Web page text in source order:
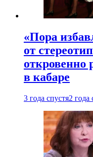
«Пора
от
откровенно
в кабаре
3 года спустя2 года